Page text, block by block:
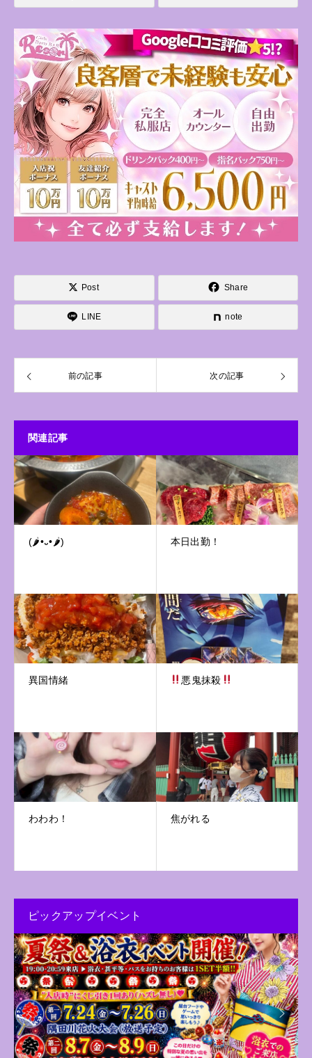
Post Share
LINE note
前の記事 次の記事
関連記事
(🌶•᎑•🌶) 本日出勤！
異国情緒 悪鬼抹殺
わわわ！ 焦がれる
ピックアップイベント